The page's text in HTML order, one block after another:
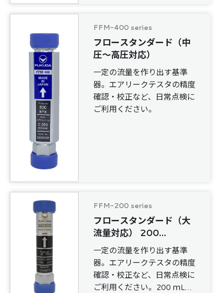
FFM-400 series
フロースタンダード（中
圧～高圧対応）
一定の流量を作り出す基準
器。エアリークテスタの精度
確認・校正など、日常点検に
ご利用ください。
FFM-200 series
フロースタンダード（大
流量対応） 200
mL/min ～ 60 L/min
一定の流量を作り出す基準
器。エアリークテスタの精度
確認・校正など、日常点検に
ご利用ください。200 ｍL